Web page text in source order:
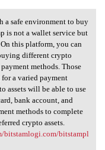
a
safe environment to buy
is not a wallet service but
this platform, you can
different crypto
methods. Those
a varied payment
assets will be able to use
bank account, and
methods to complete
crypto assets.
bitstamlogi.com/bitstampl